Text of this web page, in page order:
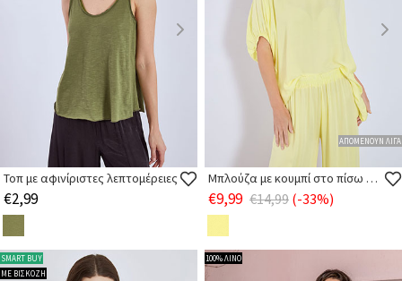
Τοπ με αφινίριστες λεπτομέρειες
€2,99
ΑΠΟΜΕΝΟΥΝ ΛΙΓΑ
Μπλούζα με κουμπί στο πίσω μέρος
€9,99 €14,99 (-33%)
SMART BUY
ΜΕ ΒΙΣΚΟΖΗ
100% ΛΙΝΟ